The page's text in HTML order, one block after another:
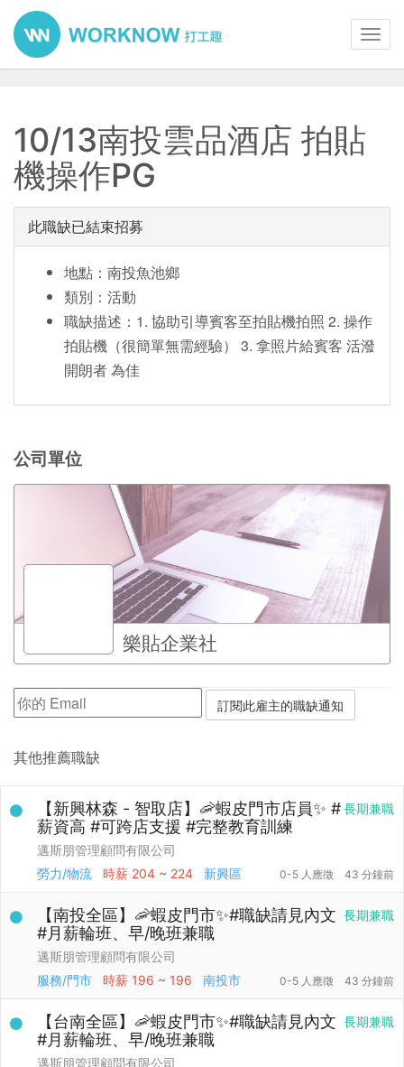
10/13南投雲品酒店 拍貼
機操作PG
此職缺已結束招募
地點：南投魚池鄉
類別：活動
職缺描述：1. 協助引導賓客至拍貼機拍照 2. 操作
拍貼機（很簡單無需經驗） 3. 拿照片給賓客 活潑
開朗者 為佳
公司單位
樂貼企業社
其他推薦職缺
長期兼職
【新興林森 - 智取店】🦐蝦皮門市店員✨ #
薪資高 #可跨店支援 #完整教育訓練
邁斯朋管理顧問有限公司
勞力/物流
時薪 204 ~ 224 新興區 0-5 人應徵 43 分鐘前
長期兼職
【南投全區】🦐蝦皮門市✨#職缺請見內文
#月薪輪班、早/晚班兼職
邁斯朋管理顧問有限公司
服務/門市
時薪 196 ~ 196 南投市 0-5 人應徵 43 分鐘前
長期兼職
【台南全區】🦐蝦皮門市✨#職缺請見內文
#月薪輪班、早/晚班兼職
邁斯朋管理顧問有限公司